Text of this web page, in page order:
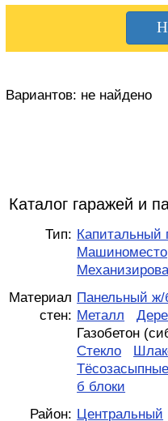
Вариантов: не найдено
Каталог гаражей и
Тип: Капитальный
Машиноместо
Материал
стен:
Панельный ж/
Металл
Газобетон
Стекло
б блоки
Район: Центральный